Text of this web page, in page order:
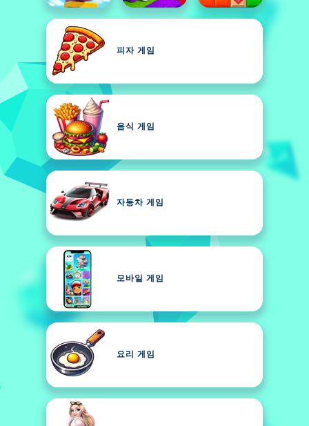
피자 게임
음식 게임
자동차 게임
모바일 게임
요리 게임